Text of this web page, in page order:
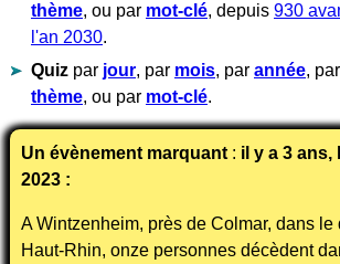
thème, ou par mot-clé, depuis 930
l'an 2030.
Quiz par jour, par mois, par année, par
thème, ou par mot-clé.
Un évènement marquant : il y a 3 ans,
2023 :
A Wintzenheim, près de Colmar, dans le
Haut-Rhin, onze personnes décèdent